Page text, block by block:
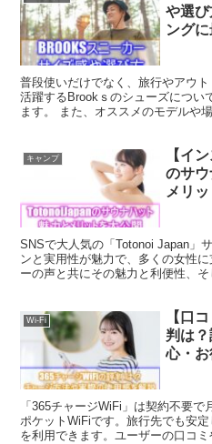
や選
ング
普段使いだけでなく、旅行やアウ
活躍するBrookｓのシューズについ
ます。 また、オススメのモデルや
キャンプ
【イ
のサ
メリ
SNSで大人気の「Totonoi Japan」
ンと実用性が魅力で、多くの女性
ーの声と共にその魅力と利便性、
Wi-Fi
【口
判は
心・お
「365チャージWiFi」は契約不要
ポケットWiFiです。旅行先でも安
を利用できます。ユーザーの口コ